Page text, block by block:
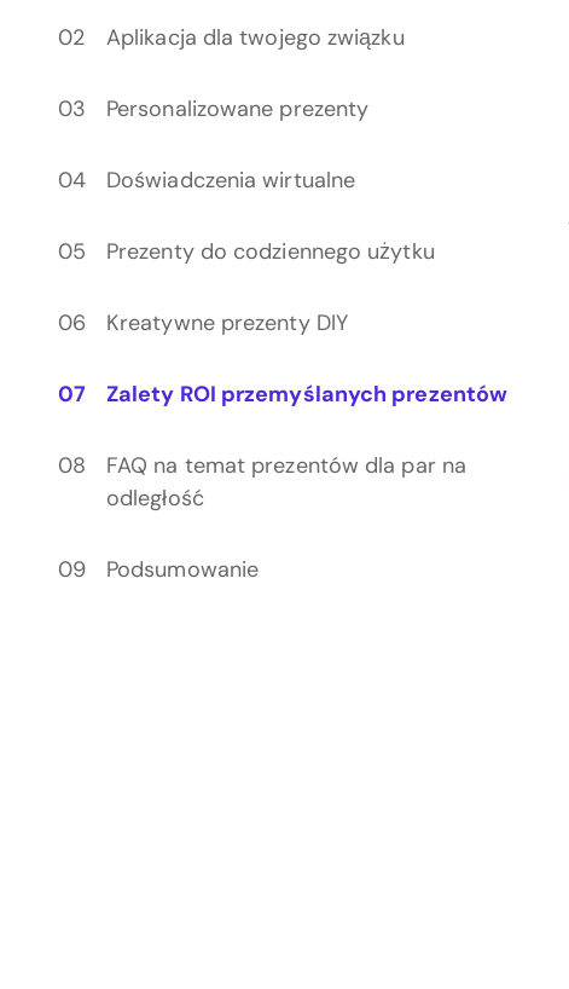
Aplikacja dla twojego związku
Personalizowane prezenty
Doświadczenia wirtualne
Prezenty do codziennego użytku
Kreatywne prezenty DIY
Zalety ROI przemyślanych prezentów
FAQ na temat prezentów dla par na
odległość
Podsumowanie